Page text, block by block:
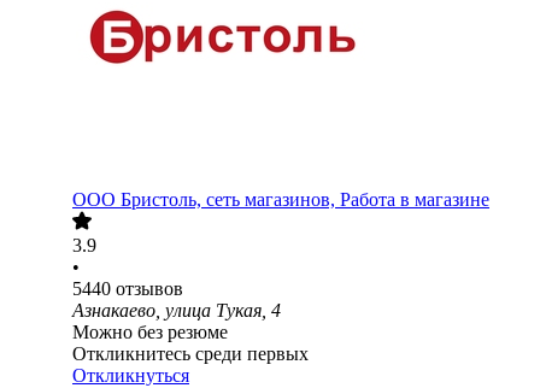
ООО Бристоль, сеть магазинов, Работа в магазине
3.9
•
5440 отзывов
Азнакаево, улица Тукая, 4
Можно без резюме
Откликнитесь среди первых
Откликнуться